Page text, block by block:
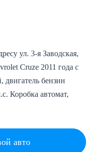
ул. 3-я Заводская,
Cruze 2011 года с
двигатель бензин
Коробка автомат,
авто